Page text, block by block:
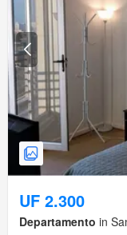
UF 2.300
Departamento in